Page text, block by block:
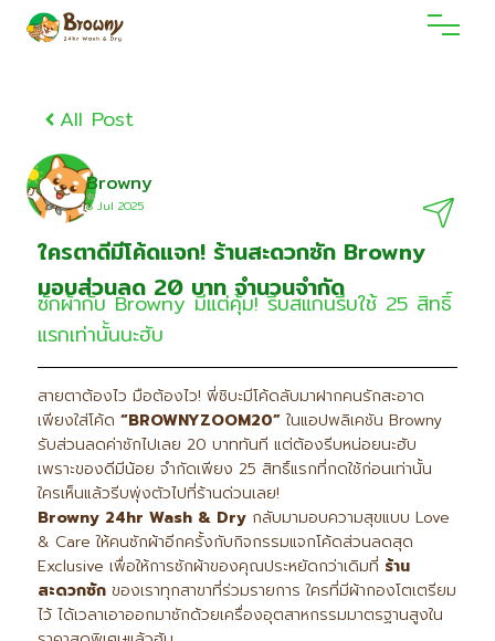
All Post
Browny
8 Jul 2O25
ใครตาดีมีโค้ดแจก! ร้านสะดวกซัก Browny
มอบส่วนลด 20 บาท จำนวนจำกัด
ซักผ้ากับ Browny มีแต่คุ้ม! รีบสแกนรีบใช้ 25 สิทธิ์
แรกเท่านั้นนะฮับ
สายตาต้องไว มือต้องไว! พี่ชิบะมีโค้ดลับมาฝากคนรักสะอาด
เพียงใส่โค้ด “BROWNYZOOM20”ในแอปพลิเคชัน Browny
รับส่วนลดค่าซักไปเลย 20 บาททันที แต่ต้องรีบหน่อยนะฮับ
เพราะของดีมีน้อย จำกัดเพียง 25 สิทธิ์แรกที่กดใช้ก่อนเท่านั้น
ใครเห็นแล้วรีบพุ่งตัวไปที่ร้านด่วนเลย!
Browny 24hr Wash & Dry กลับมามอบความสุขแบบ Love
& Care ให้คนซักผ้าอีกครั้งกับกิจกรรมแจกโค้ดส่วนลดสุด
Exclusive เพื่อให้การซักผ้าของคุณประหยัดกว่าเดิมที่ ร้าน
สะดวกซัก ของเราทุกสาขาที่ร่วมรายการ ใครที่มีผ้ากองโตเตรียม
ไว้ ได้เวลาเอาออกมาซักด้วยเครื่องอุตสาหกรรมมาตรฐานสูงใน